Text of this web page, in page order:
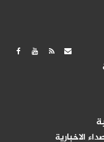
الاخبارية